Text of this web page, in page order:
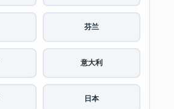
芬兰
意大利
日本